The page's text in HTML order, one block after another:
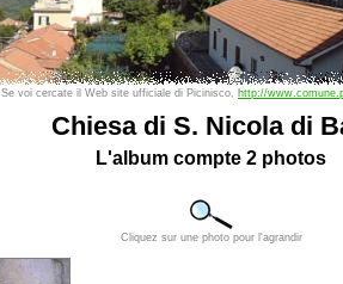
Se voi cercate il Web site ufficiale di Picinisco, http://
Chiesa di S. Nicola di
L'album compte 2 photos
Cliquez sur une photo pour l'agrandir